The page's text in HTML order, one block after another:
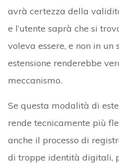
avrà certezza della
e l’utente saprà che si
voleva essere, e non in un
estensione renderebbe
meccanismo.
Se questa modalità di
rende tecnicamente più
anche il processo di
di troppe identità digitali,